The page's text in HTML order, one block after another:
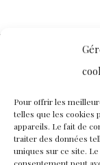
Pour offrir les
telles que les cookies
appareils. Le fait de
traiter des données
uniques sur ce site.